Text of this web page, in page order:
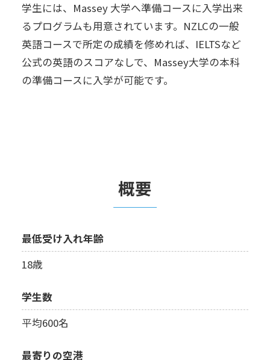
学生には、Massey 大学へ準備コースに入学出来
るプログラムも用意されています。NZLCの一般
英語コースで所定の成績を修めれば、IELTSなど
公式の英語のスコアなしで、Massey大学の本科
の準備コースに入学が可能です。
概要
最低受け入れ年齢
18歳
学生数
平均600名
最寄りの空港